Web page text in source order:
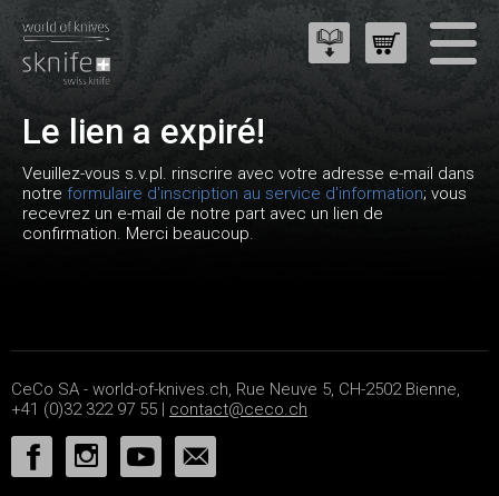
Le lien a expiré!
Veuillez-vous s.v.pl. rinscrire avec votre adresse e-mail dans
notre formulaire d'inscription au service d'information; vous
recevrez un e-mail de notre part avec un lien de
confirmation. Merci beaucoup.
CeCo SA - world-of-knives.ch, Rue Neuve 5, CH-2502 Bienne,
+41 (0)32 322 97 55 | contact@ceco.ch